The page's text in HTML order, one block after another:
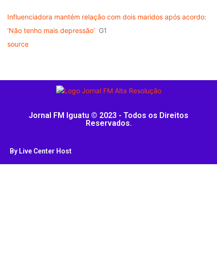
Influenciadora mantém relação com dois maridos após acordo:
‘Não tenho mais depressão’ G1
source
Jornal FM Iguatu © 2023 - Todos os Direitos
Reservados.
By Live Center Host